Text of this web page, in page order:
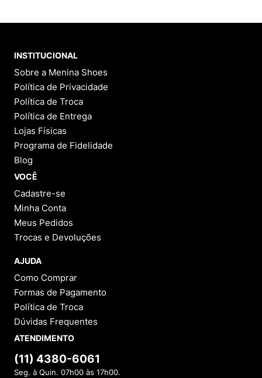
INSTITUCIONAL
Sobre a Menina Shoes
Política de Privacidade
Política de Troca
Política de Entrega
Lojas Físicas
Programa de Fidelidade
Blog
VOCÊ
Cadastre-se
Minha Conta
Meus Pedidos
Trocas e Devoluções
AJUDA
Como Comprar
Formas de Pagamento
Política de Troca
Dúvidas Frequentes
ATENDIMENTO
(11) 4380-6061
Seg. à Quin. 07h00 às 17h00.